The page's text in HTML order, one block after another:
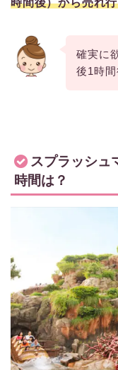
時間後）から売れ
確実に
後1時間
スプラッシュ
時間は？